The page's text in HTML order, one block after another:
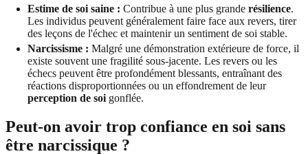
Estime de soi saine : Contribue à une plus grande résilience.
Les individus peuvent généralement faire face aux revers, tirer
des leçons de l'échec et maintenir un sentiment de soi stable.
Narcissisme : Malgré une démonstration extérieure de force, il
existe souvent une fragilité sous-jacente. Les revers ou les
échecs peuvent être profondément blessants, entraînant des
réactions disproportionnées ou un effondrement de leur
perception de soi gonflée.
Peut-on avoir trop confiance en soi sans
être narcissique ?